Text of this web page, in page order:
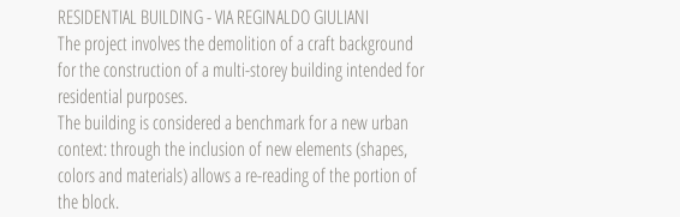
RESIDENTIAL BUILDING - VIA REGINALDO GIULIANI
The project involves the demolition of a craft background
for the construction of a multi-storey building intended for
residential purposes.
The building is considered a benchmark for a new urban
context: through the inclusion of new elements (shapes,
colors and materials) allows a re-reading of the portion of
the block.